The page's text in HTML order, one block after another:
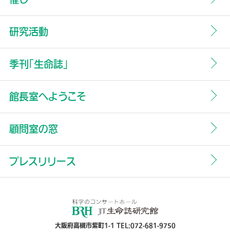
研究活動
季刊「生命誌」
館長室へようこそ
顧問室の窓
プレスリリース
大阪府高槻市紫町1-1 TEL:072-681-9750